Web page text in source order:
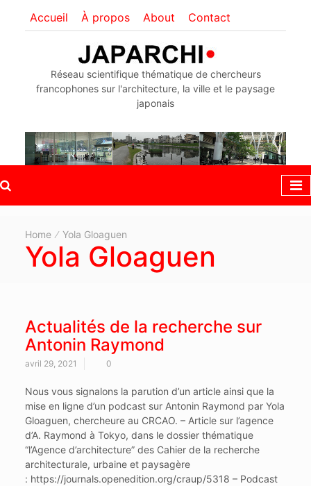
Accueil À propos About Contact
Réseau scientifique thématique de chercheurs
francophones sur l'architecture, la ville et le paysage
japonais
Home Yola Gloaguen
Yola Gloaguen
Actualités de la recherche sur
Antonin Raymond
avril 29, 2021 0
Nous vous signalons la parution d’un article ainsi que la
mise en ligne d’un podcast sur Antonin Raymond par Yola
Gloaguen, chercheure au CRCAO. – Article sur l’agence
d’A. Raymond à Tokyo, dans le dossier thématique
“l’Agence d’architecture” des Cahier de la recherche
architecturale, urbaine et paysagère
: https://journals.openedition.org/craup/5318 – Podcast